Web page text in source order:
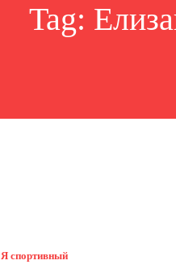
Tag:
Я спортивный